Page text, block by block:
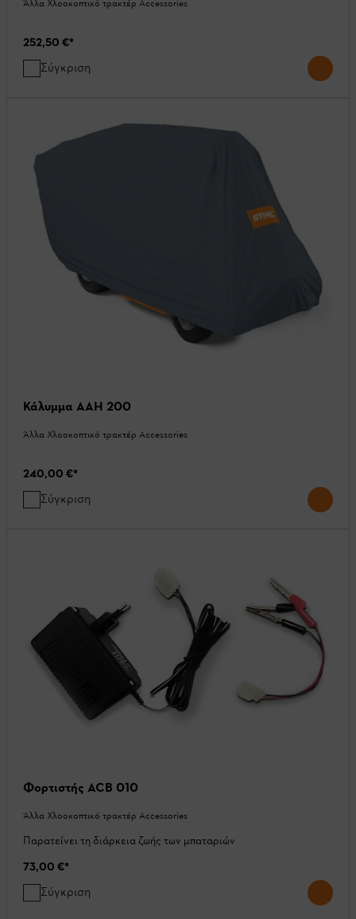
Άλλα Χλοοκοπτικό τρακτέρ Accessories
252,50 €*
Σύγκριση
Κάλυμμα AAH 200
Άλλα Χλοοκοπτικό τρακτέρ Accessories
240,00 €*
Σύγκριση
Φορτιστής ACB 010
Άλλα Χλοοκοπτικό τρακτέρ Accessories
Παρατείνει τη διάρκεια ζωής των μπαταριών
73,00 €*
Σύγκριση